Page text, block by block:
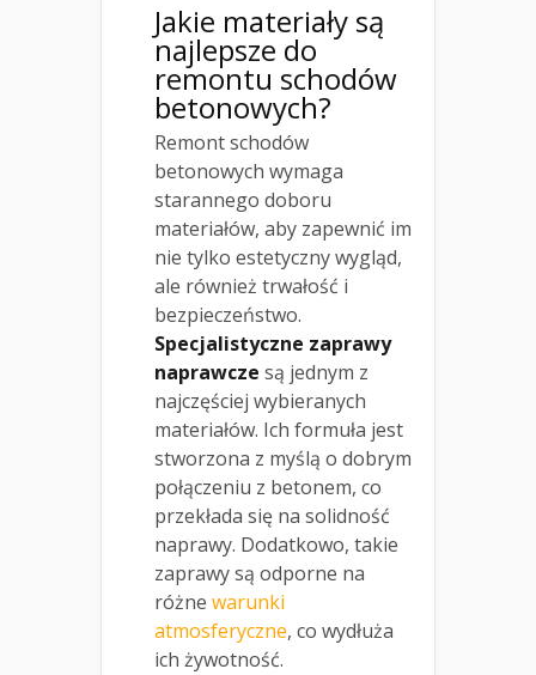
Jakie materiały są
najlepsze do
remontu schodów
betonowych?
Remont schodów
betonowych wymaga
starannego doboru
materiałów, aby zapewnić im
nie tylko estetyczny wygląd,
ale również trwałość i
bezpieczeństwo.
Specjalistyczne zaprawy
naprawcze są jednym z
najczęściej wybieranych
materiałów. Ich formuła jest
stworzona z myślą o dobrym
połączeniu z betonem, co
przekłada się na solidność
naprawy. Dodatkowo, takie
zaprawy są odporne na
różne warunki
atmosferyczne, co wydłuża
ich żywotność.